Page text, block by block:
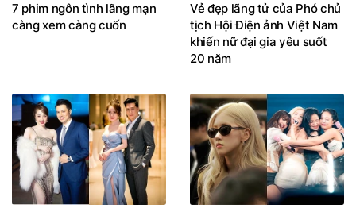
7 phim ngôn tình lãng mạn
càng xem càng cuốn
Vẻ đẹp lãng tử của Phó chủ
tịch Hội Điện ảnh Việt Nam
khiến nữ đại gia yêu suốt
20 năm